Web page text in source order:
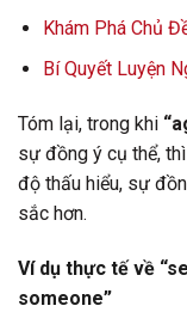
Khám Phá Chủ
Bí Quyết Luyện
Tóm lại, trong khi
sự đồng ý cụ thể, thì
độ thấu hiểu, sự
sắc hơn.
Ví dụ thực tế về
someone”